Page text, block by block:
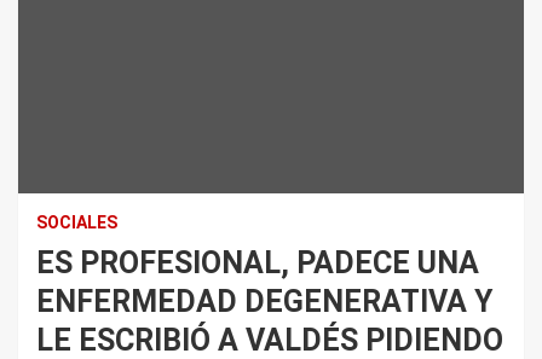
SOCIALES
ES PROFESIONAL, PADECE UNA
ENFERMEDAD DEGENERATIVA Y
LE ESCRIBIÓ A VALDÉS PIDIENDO